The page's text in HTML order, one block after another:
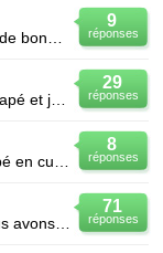
9
réponses
29
réponses
8
réponses
71
réponses